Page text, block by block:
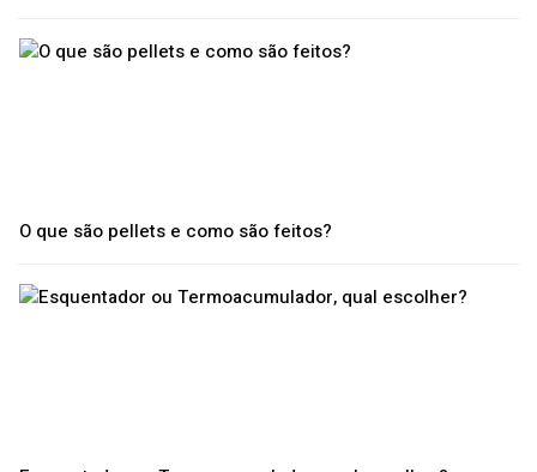
O que são pellets e como são feitos?